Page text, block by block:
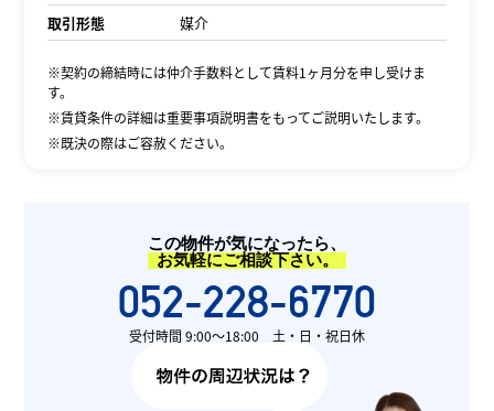
取引形態
媒介
※契約の締結時には仲介手数料として賃料1ヶ月分を申し受けま
す。
※賃貸条件の詳細は重要事項説明書をもってご説明いたします。
※既決の際はご容赦ください。
この物件が気になったら、
お気軽にご相談下さい。
052-228-6770
受付時間 9:00〜18:00 土・日・祝日休